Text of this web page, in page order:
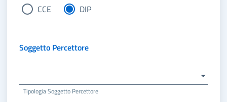
CCE DIP
Soggetto Percettore
Tipologia Soggetto Percettore